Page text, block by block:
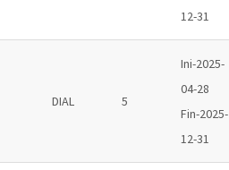
12-31
DIAL 5
Ini-2025-
04-28
Fin-2025-
12-31